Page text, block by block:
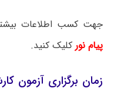
جهت کسب اطلاعات
پیام نورکلیک کنید.